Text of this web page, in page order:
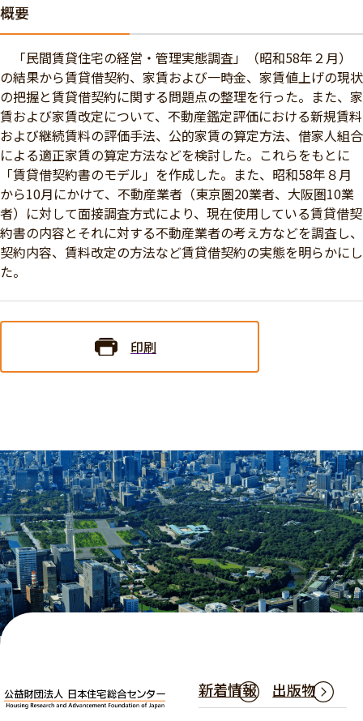
概要
「民間賃貸住宅の経営・管理実態調査」（昭和58年２月）
の結果から賃貸借契約、家賃および一時金、家賃値上げの現状
の把握と賃貸借契約に関する問題点の整理を行った。また、家
賃および家賃改定について、不動産鑑定評価における新規賃料
および継続賃料の評価手法、公的家賃の算定方法、借家人組合
による適正家賃の算定方法などを検討した。これらをもとに
「賃貸借契約書のモデル」を作成した。また、昭和58年８月
から10月にかけて、不動産業者（東京圏20業者、大阪圏10業
者）に対して面接調査方式により、現在使用している賃貸借契
約書の内容とそれに対する不動産業者の考え方などを調査し、
契約内容、賃料改定の方法など賃貸借契約の実態を明らかにし
た。
印刷
新着情報 出版物